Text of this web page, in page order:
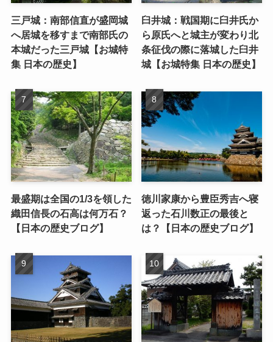
三戸城：南部信直が盛岡城
へ居城を移すまで南部氏の
本城だった三戸城【お城特
集 日本の歴史】
臼井城：戦国期に臼井氏か
ら原氏へと城主が変わり北
条征伐の際に落城した臼井
城【お城特集 日本の歴史】
最盛期は全国の1/3を領した
織田信長の石高は何万石？
【日本の歴史ブログ】
徳川家康から豊臣秀吉へ寝
返った石川数正の最後と
は？【日本の歴史ブログ】